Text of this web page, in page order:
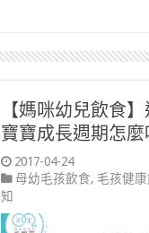
【媽咪幼兒飲食
寶寶成長週期怎麼
2017-04-24
母幼毛孩飲食, 毛孩健
知